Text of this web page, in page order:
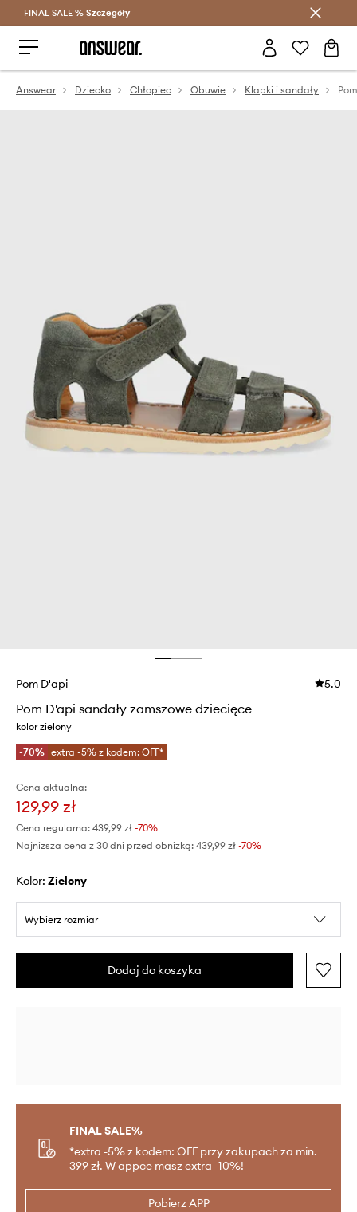
Oszczędzaj z Answear Club >
FINAL SALE % Szczegóły
Answear Dziecko Chłopiec Obuwie Klapki i sandały
Pom D'api 5.0
Pom D'api sandały zamszowe dziecięce
kolor zielony
-70% extra -5% z kodem: OFF*
Cena aktualna:
129,99 zł
Cena regularna: 439,99 zł -70%
Najniższa cena z 30 dni przed obniżką: 439,99 zł -70%
Kolor: zielony
Wybierz rozmiar
Dodaj do koszyka
FINAL SALE%
*extra -5% z kodem: OFF przy zakupach za min.
399 zł. W appce masz extra -10%!
Pobierz APP